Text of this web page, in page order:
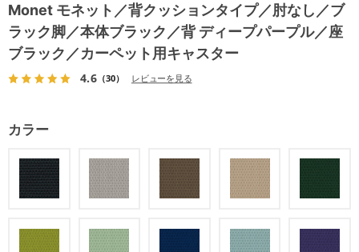
Monet モネット／背クッションタイプ／肘なし／ブ
ラック脚／本体ブラック／背 ディープパープル／座
ブラック／カーペット用キャスター
4.6（30） レビューを見る
カラー